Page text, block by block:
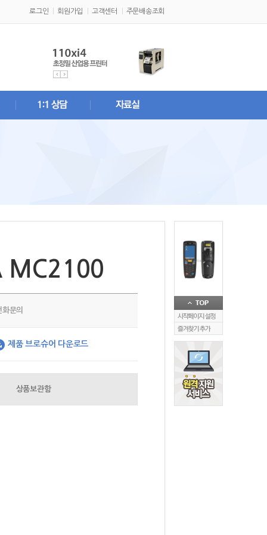
로그인 회원가입 고객센터 주문배송조회
MC2100
화문의
제품 브로슈어 다운로드
상품보관함